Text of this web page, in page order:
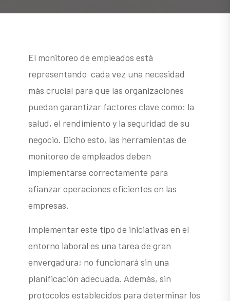
El monitoreo de empleados está
representando cada vez una necesidad
más crucial para que las organizaciones
puedan garantizar factores clave como: la
salud, el rendimiento y la seguridad de su
negocio. Dicho esto, las herramientas de
monitoreo de empleados deben
implementarse correctamente para
afianzar operaciones eficientes en las
empresas.
Implementar este tipo de iniciativas en el
entorno laboral es una tarea de gran
envergadura; no funcionará sin una
planificación adecuada. Además, sin
protocolos establecidos para determinar los